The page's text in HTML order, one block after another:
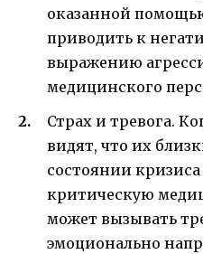
оказанной
приводить к
выражению
медицинского
Страх и тревога.
видят, что их
состоянии
критическую
может вызывать
эмоционально